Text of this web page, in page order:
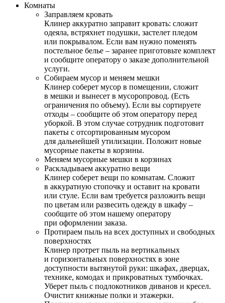
Комнаты
Заправляем кровать
Клинер аккуратно заправит кровать: сложит
одеяла, встряхнет подушки, застелет пледом
или покрывалом. Если вам нужно поменять
постельное белье – заранее приготовьте комплект
и сообщите оператору о заказе дополнительной
услуги.
Собираем мусор и меняем мешки
Клинер соберет мусор в помещении, сложит
в мешки и вынесет в мусоропровод. (Есть
ограничения по объему). Если вы сортируете
отходы – сообщите об этом оператору перед
уборкой. В этом случае сотрудник подготовит
пакеты с отсортированным мусором
для дальнейшей утилизации. Положит новые
мусорные пакеты в корзины.
Меняем мусорные мешки в корзинах
Раскладываем аккуратно вещи
Клинер соберет вещи по комнатам. Сложит
в аккуратную стопочку и оставит на кровати
или стуле. Если вам требуется разложить вещи
по цветам или развесить одежду в шкафу –
сообщите об этом нашему оператору
при оформлении заказа.
Протираем пыль на всех доступных и свободных
поверхностях
Клинер протрет пыль на вертикальных
и горизонтальных поверхностях в зоне
доступности вытянутой руки: шкафах, дверцах,
технике, комодах и прикроватных тумбочках.
Уберет пыль с подлокотников диванов и кресел.
Очистит книжные полки и этажерки.